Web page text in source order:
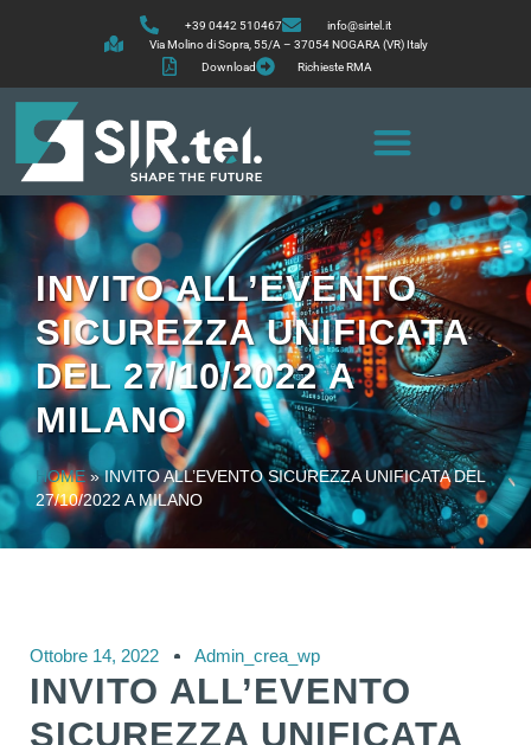
+39 0442 510467
info@sirtel.it
Via Molino di Sopra, 55/A – 37054 NOGARA (VR) Italy
Download
Richieste RMA
INVITO ALL’EVENTO
SICUREZZA UNIFICATA
DEL 27/10/2022 A
MILANO
HOME»INVITO ALL’EVENTO SICUREZZA UNIFICATA DEL
27/10/2022 A MILANO
Ottobre 14, 2022 Admin_crea_wp
INVITO ALL’EVENTO
SICUREZZA UNIFICATA